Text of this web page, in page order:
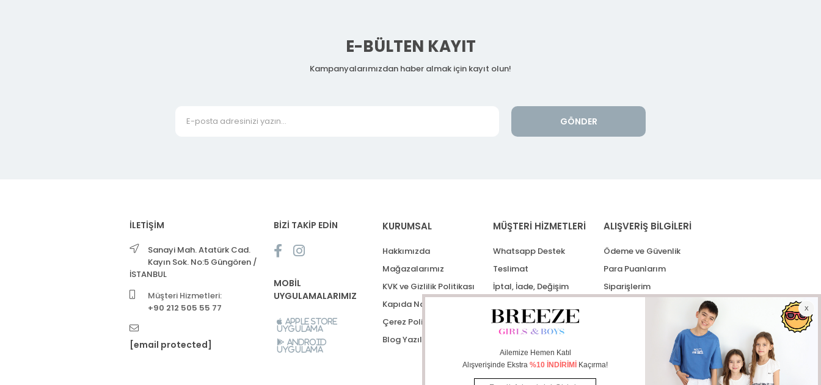
E-BÜLTEN KAYIT
Kampanyalarımızdan haber almak için kayıt olun!
GÖNDER
İLETİŞİM
Sanayi Mah. Atatürk Cad.
Kayın Sok. No:5 Güngören /
İSTANBUL
Müşteri Hizmetleri:
+90 212 505 55 77
[email protected]
BİZİ TAKİP EDİN
MOBİL
UYGULAMALARIMIZ
Apple Store
Uygulama
Android
Uygulama
KURUMSAL
Hakkımızda
Mağazalarımız
KVK ve Gizlilik Politikası
Kapıda Nakit Ödeme
Çerez Politikası
Blog Yazıları
MÜŞTERİ HİZMETLERİ
Whatsapp Destek
Teslimat
İptal, İade, Değişim
ALIŞVERİŞ BİLGİLERİ
Ödeme ve Güvenlik
Para Puanlarım
Siparişlerim